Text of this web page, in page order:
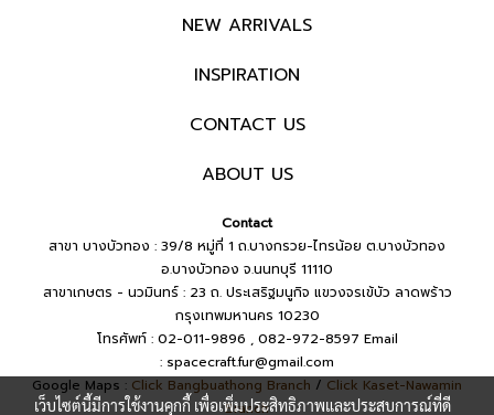
NEW ARRIVALS
INSPIRATION
CONTACT US
ABOUT US
Contact
สาขา บางบัวทอง : 39/8 หมู่ที่ 1 ถ.บางกรวย-ไทรน้อย ต.บางบัวทอง
อ.บางบัวทอง จ.นนทบุรี 11110
สาขาเกษตร - นวมินทร์ : 23 ถ. ประเสริฐมนูกิจ แขวงจรเข้บัว ลาดพร้าว
กรุงเทพมหานคร 10230
โทรศัพท์ : 02-011-9896 , 082-972-8597 Email
: spacecraft.fur@gmail.com
Google Maps : Click Bangbuathong Branch / Click Kaset-Nawamin
Branch
เว็บไซต์นี้มีการใช้งานคุกกี้ เพื่อเพิ่มประสิทธิภาพและประสบการณ์ที่ดี